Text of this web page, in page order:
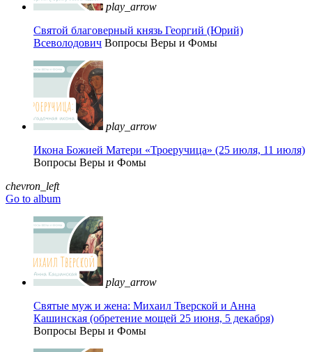
play_arrow
Святой благоверный князь Георгий (Юрий)
Всеволодович Вопросы Веры и Фомы
play_arrow
Икона Божией Матери «Троеручица» (25 июля, 11 июля)
Вопросы Веры и Фомы
chevron_left
Go to album
play_arrow
Святые муж и жена: Михаил Тверской и Анна
Кашинская (обретение мощей 25 июня, 5 декабря)
Вопросы Веры и Фомы